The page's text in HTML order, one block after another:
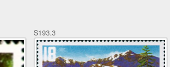
S193.3